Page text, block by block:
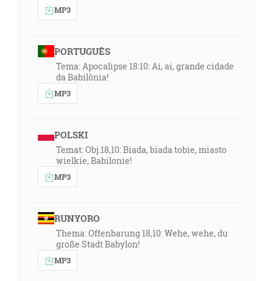
MP3
PORTUGUÊS
Tema: Apocalipse 18:10: Ai, ai, grande cidade
da Babilônia!
MP3
POLSKI
Temat: Obj.18,10: Biada, biada tobie, miasto
wielkie, Babilonie!
MP3
RUNYORO
Thema: Offenbarung 18,10: Wehe, wehe, du
große Stadt Babylon!
MP3